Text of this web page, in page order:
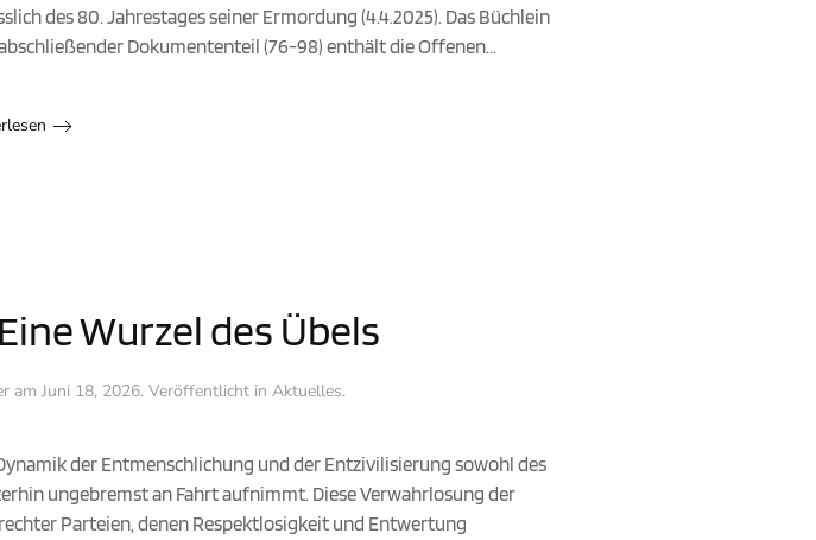
des 80. Jahrestages seiner Ermordung (4.4.2025). Das Büchlein
Dokumententeil (76-98) enthält die Offenen...
Wurzel des Übels
am Juni 18, 2026. Veröffentlicht in Aktuelles.
der Entmenschlichung und der Entzivilisierung sowohl des
ungebremst an Fahrt aufnimmt. Diese Verwahrlosung der
Parteien, denen Respektlosigkeit und Entwertung